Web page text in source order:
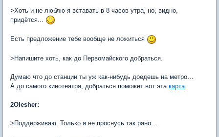
>Хоть и не люблю я вставать в 8 часов утра, но, видно,
придётся...
Есть предложение тебе вообще не ложиться
>Напишите хоть, как до Первомайского добраться.
Думаю что до станции ты уж как-нибудь доедешь на метро…
А до самого кинотеатра, добраться поможет вот эта карта
2Olesher:
>Поддерживаю. Только я не проснусь так рано…